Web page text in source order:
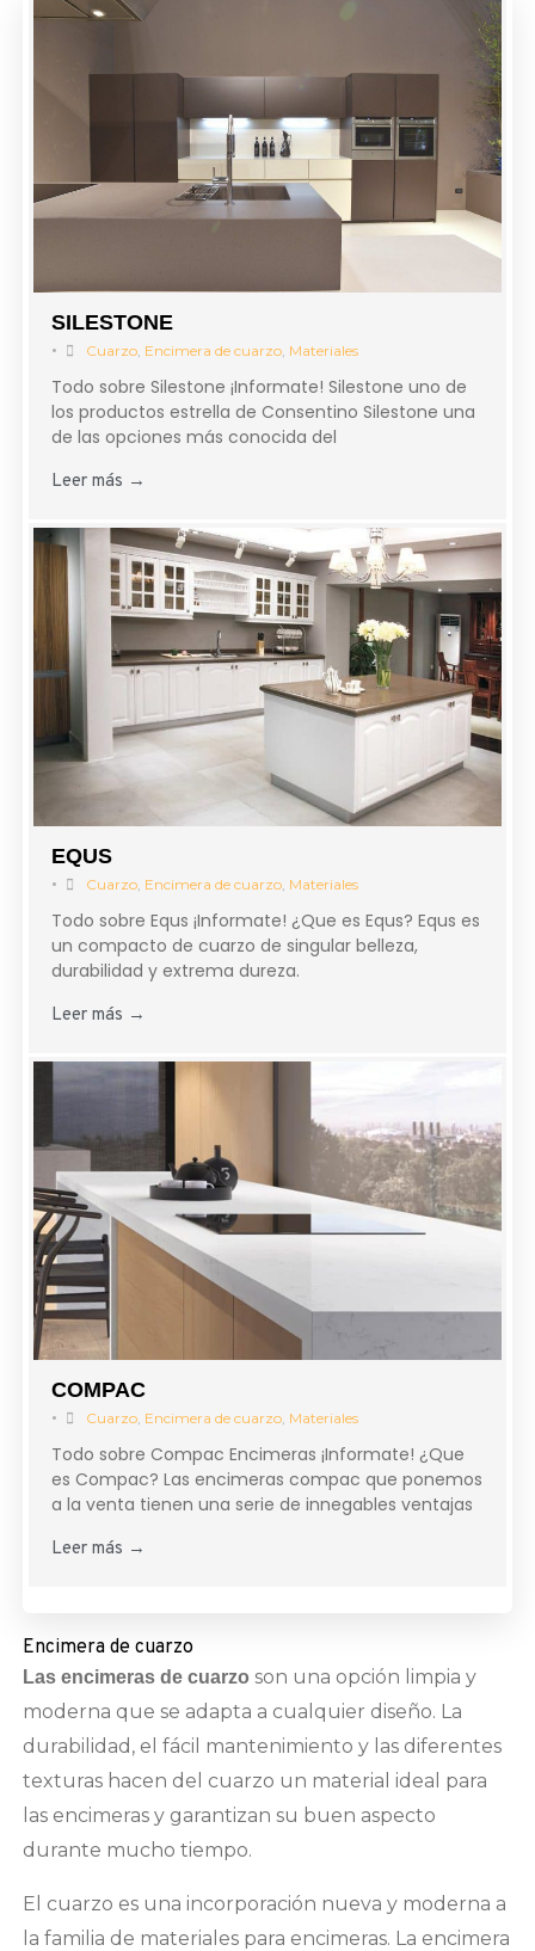
SILESTONE
• Cuarzo, Encimera de cuarzo, Materiales
Todo sobre Silestone ¡Informate! Silestone uno de
los productos estrella de Consentino Silestone una
de las opciones más conocida del
Leer más →
EQUS
• Cuarzo, Encimera de cuarzo, Materiales
Todo sobre Equs ¡Informate! ¿Que es Equs? Equs es
un compacto de cuarzo de singular belleza,
durabilidad y extrema dureza.
Leer más →
COMPAC
• Cuarzo, Encimera de cuarzo, Materiales
Todo sobre Compac Encimeras ¡Informate! ¿Que
es Compac? Las encimeras compac que ponemos
a la venta tienen una serie de innegables ventajas
Leer más →
Encimera de cuarzo
Las encimeras de cuarzo son una opción limpia y
moderna que se adapta a cualquier diseño. La
durabilidad, el fácil mantenimiento y las diferentes
texturas hacen del cuarzo un material ideal para
las encimeras y garantizan su buen aspecto
durante mucho tiempo.
El cuarzo es una incorporación nueva y moderna a
la familia de materiales para encimeras. La encimera